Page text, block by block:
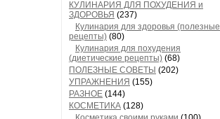
КУЛИНАРИЯ ДЛЯ ПОХУДЕНИЯ и
ЗДОРОВЬЯ (237)
Кулинария для здоровья (полезные
рецепты) (80)
Кулинария для похудения
(диетические рецепты) (68)
ПОЛЕЗНЫЕ СОВЕТЫ (202)
УПРАЖНЕНИЯ (155)
РАЗНОЕ (144)
КОСМЕТИКА (128)